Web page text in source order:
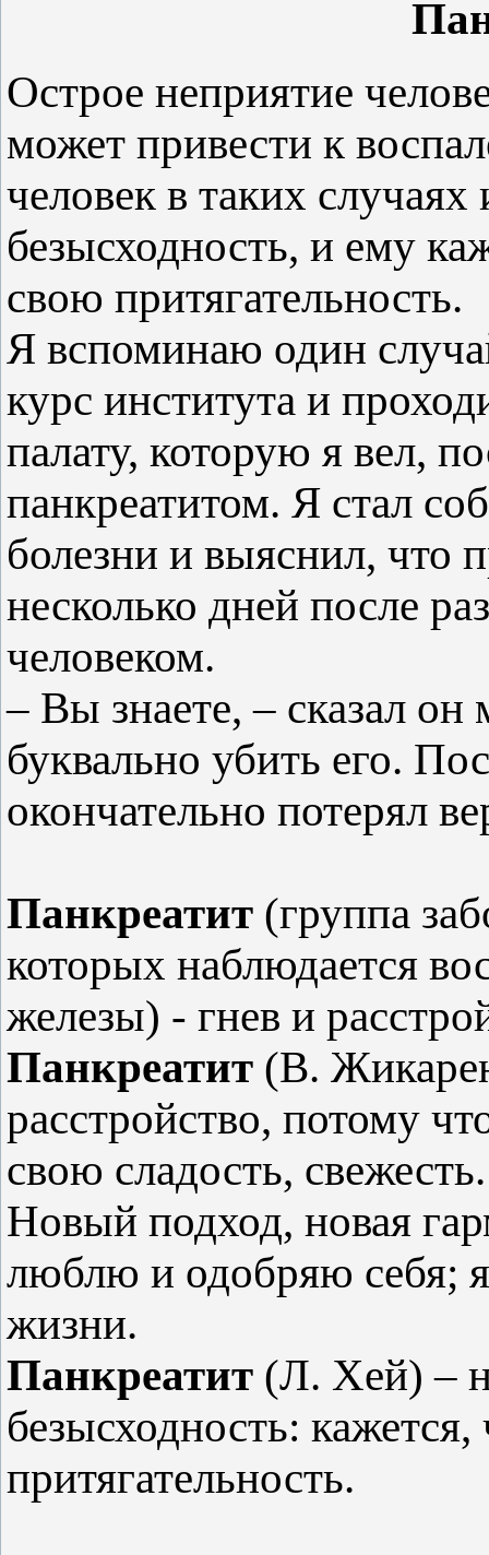
Острое неприятие
может привести к
человек в таких
безысходность, и ему
свою притягательность.
Я вспоминаю один
курс института и
палату, которую я вел,
панкреатитом. Я стал
болезни и выяснил, что
несколько дней после
человеком.
– Вы знаете, – сказал
буквально убить его.
окончательно потерял
Панкреатит (группа
которых наблюдается
железы) - гнев и
Панкреатит (В.
расстройство, потому
свою сладость, свежесть.
Новый подход, новая
люблю и одобряю себя;
жизни.
Панкреатит (Л. Хей) –
безысходность:
притягательность.